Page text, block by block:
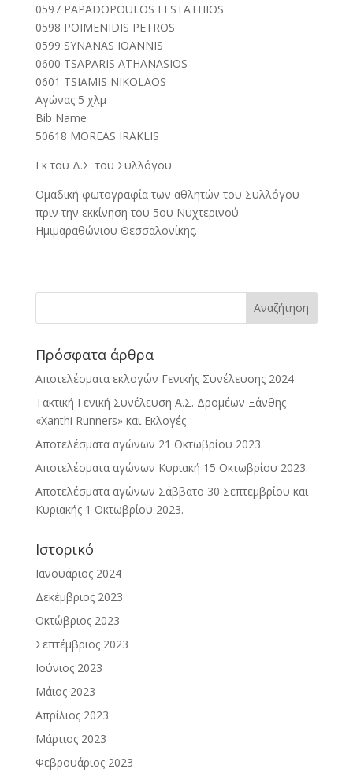
0597 PAPADOPOULOS EFSTATHIOS
0598 POIMENIDIS PETROS
0599 SYNANAS IOANNIS
0600 TSAPARIS ATHANASIOS
0601 TSIAMIS NIKOLAOS
Αγώνας 5 χλμ
Bib Name
50618 MOREAS IRAKLIS
Εκ του Δ.Σ. του Συλλόγου
Ομαδική φωτογραφία των αθλητών του Συλλόγου
πριν την εκκίνηση του 5ου Νυχτερινού
Ημιμαραθώνιου Θεσσαλονίκης.
Πρόσφατα άρθρα
Αποτελέσματα εκλογών Γενικής Συνέλευσης 2024
Τακτική Γενική Συνέλευση Α.Σ. Δρομέων Ξάνθης
«Xanthi Runners» και Εκλογές
Αποτελέσματα αγώνων 21 Οκτωβρίου 2023.
Αποτελέσματα αγώνων Κυριακή 15 Οκτωβρίου 2023.
Αποτελέσματα αγώνων Σάββατο 30 Σεπτεμβρίου και
Κυριακής 1 Οκτωβρίου 2023.
Ιστορικό
Ιανουάριος 2024
Δεκέμβριος 2023
Οκτώβριος 2023
Σεπτέμβριος 2023
Ιούνιος 2023
Μάιος 2023
Απρίλιος 2023
Μάρτιος 2023
Φεβρουάριος 2023